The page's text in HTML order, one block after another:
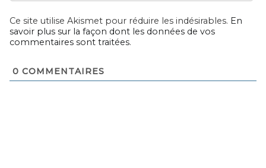
Ce site utilise Akismet pour réduire les indésirables. En
savoir plus sur la façon dont les données de vos
commentaires sont traitées.
0 COMMENTAIRES